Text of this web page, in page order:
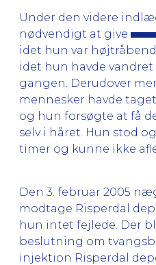
Under den videre
nødvendigt at give
idet hun var
idet hun havde
gangen. Derudover
mennesker havde
og hun forsøgte at få
selv i håret. Hun stod
timer og kunne ikke
Den 3. februar 2005
modtage Risperdal
hun intet fejlede. Der
beslutning om
injektion Risperdal